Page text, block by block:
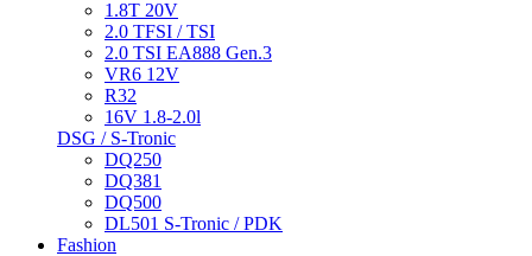
1.8T 20V
2.0 TFSI / TSI
2.0 TSI EA888 Gen.3
VR6 12V
R32
16V 1.8-2.0l
DSG / S-Tronic
DQ250
DQ381
DQ500
DL501 S-Tronic / PDK
Fashion